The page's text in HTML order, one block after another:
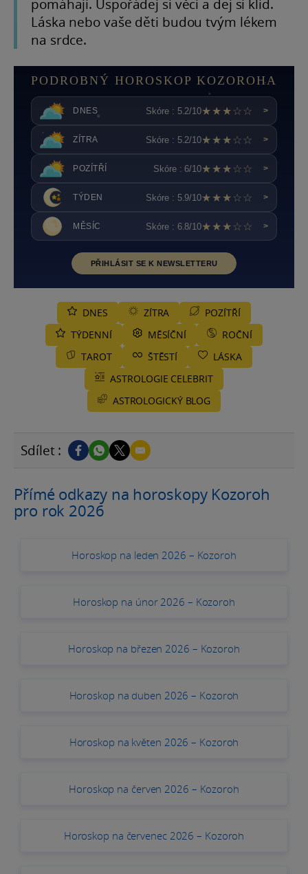
pomáhají. Uspořádej si věci a dej si klid.
Láska nebo vaše děti budou tvým lékem
na srdce.
PODROBNÝ HOROSKOP KOZOROHA
DNES Skóre : 5.2/10★★★☆☆ >
ZÍTRA Skóre : 5.2/10★★★☆☆ >
POZÍTŘÍ Skóre : 6/10★★★☆☆ >
TÝDEN Skóre : 5.9/10★★★☆☆ >
MĚSÍC Skóre : 6.8/10★★★☆☆ >
PŘIHLÁSIT SE K NEWSLETTERU
DNES ZÍTRA
POZÍTŘÍ
TÝDENNÍ
MĚSÍČNÍ
ROČNÍ
TAROT
ŠTĚSTÍ
LÁSKA
ASTROLOGIE CELEBRIT
ASTROLOGICKÝ BLOG
Sdílet :
Přímé odkazy na horoskopy Kozoroh
pro rok 2026
Horoskop na leden 2026 – Kozoroh
Horoskop na únor 2026 – Kozoroh
Horoskop na březen 2026 – Kozoroh
Horoskop na duben 2026 – Kozoroh
Horoskop na květen 2026 – Kozoroh
Horoskop na červen 2026 – Kozoroh
Horoskop na červenec 2026 – Kozoroh